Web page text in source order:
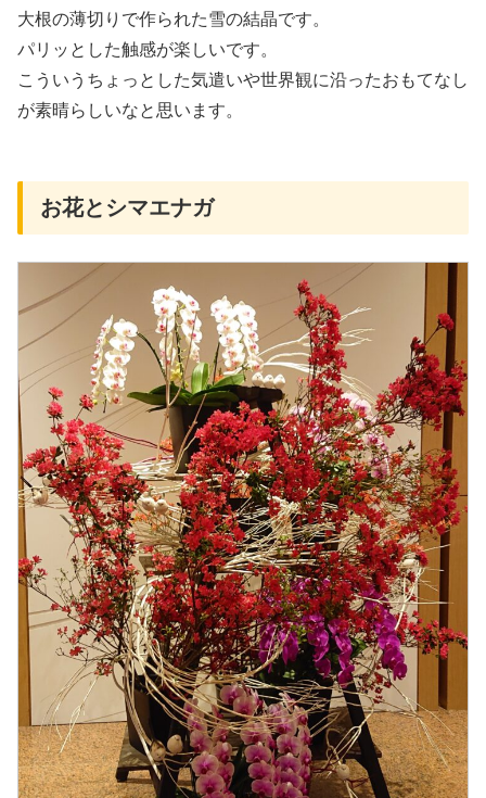
大根の薄切りで作られた雪の結晶です。
パリッとした触感が楽しいです。
こういうちょっとした気遣いや世界観に沿ったおもてなし
が素晴らしいなと思います。
お花とシマエナガ